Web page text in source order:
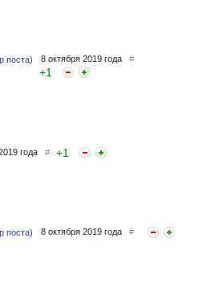
поста) 8 октября 2019 года #
+1
года # +1
поста) 8 октября 2019 года #